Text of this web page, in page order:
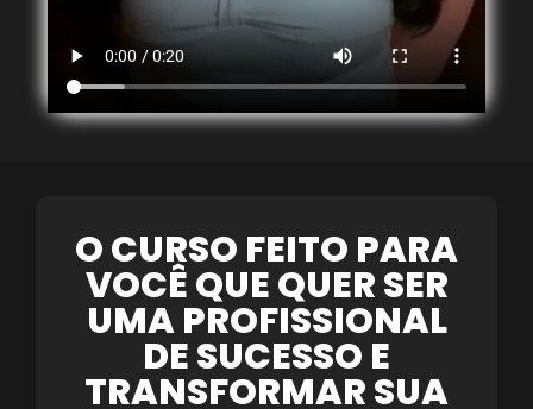
O CURSO FEITO PARA
VOCÊ QUE QUER SER
UMA PROFISSIONAL
DE SUCESSO E
TRANSFORMAR SUA